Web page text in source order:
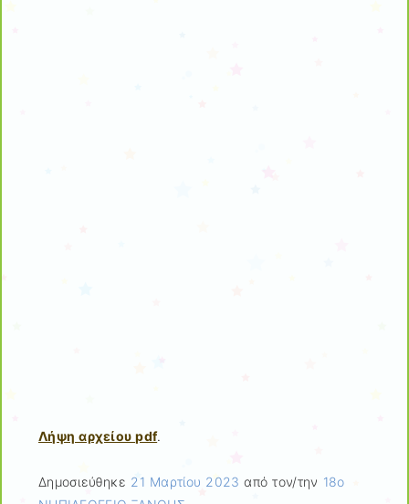
Λήψη αρχείου pdf.
Δημοσιεύθηκε 21 Μαρτίου 2023 από τον/την 18ο